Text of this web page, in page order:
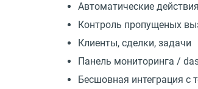
Автоматические
Контроль пропущеных
Клиенты, сделки, задачи
Панель мониторинга /
Бесшовная интеграция с